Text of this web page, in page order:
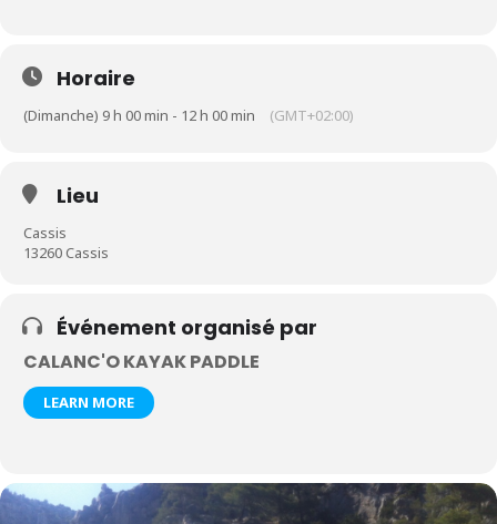
Horaire
(Dimanche) 9 h 00 min - 12 h 00 min (GMT+02:00)
Lieu
Cassis
13260 Cassis
Événement organisé par
CALANC'O KAYAK PADDLE
LEARN MORE